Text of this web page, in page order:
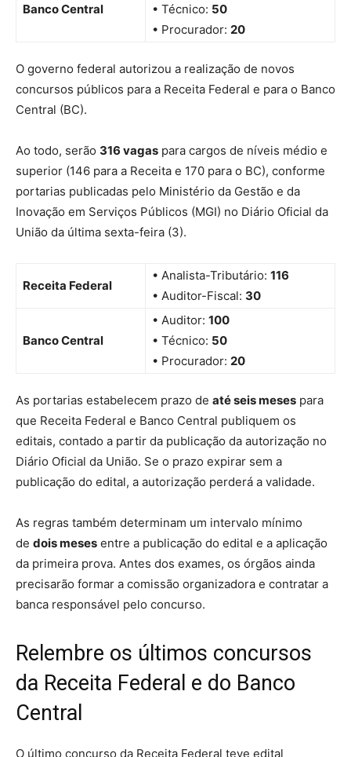
Banco Central
• Técnico: 50
• Procurador: 20
O governo federal autorizou a realização de novos
concursos públicos para a Receita Federal e para o Banco
Central (BC).
Ao todo, serão 316 vagas para cargos de níveis médio e
superior (146 para a Receita e 170 para o BC), conforme
portarias publicadas pelo Ministério da Gestão e da
Inovação em Serviços Públicos (MGI) no Diário Oficial da
União da última sexta-feira (3).
Receita Federal
• Analista-Tributário: 116
• Auditor-Fiscal: 30
Banco Central
• Auditor: 100
• Técnico: 50
• Procurador: 20
As portarias estabelecem prazo de até seis meses para
que Receita Federal e Banco Central publiquem os
editais, contado a partir da publicação da autorização no
Diário Oficial da União. Se o prazo expirar sem a
publicação do edital, a autorização perderá a validade.
As regras também determinam um intervalo mínimo
de dois meses entre a publicação do edital e a aplicação
da primeira prova. Antes dos exames, os órgãos ainda
precisarão formar a comissão organizadora e contratar a
banca responsável pelo concurso.
Relembre os últimos concursos
da Receita Federal e do Banco
Central
O último concurso da Receita Federal teve edital